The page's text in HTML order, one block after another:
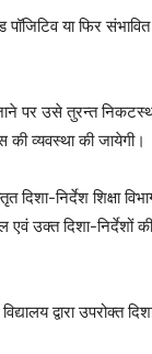
पॉजिटिव या फिर
जाने पर उसे तुरन्त
की व्यवस्था की जायेगी।
निर्देश शिक्षा विभाग
एवं उक्त दिशा-
द्वारा उपरोक्त